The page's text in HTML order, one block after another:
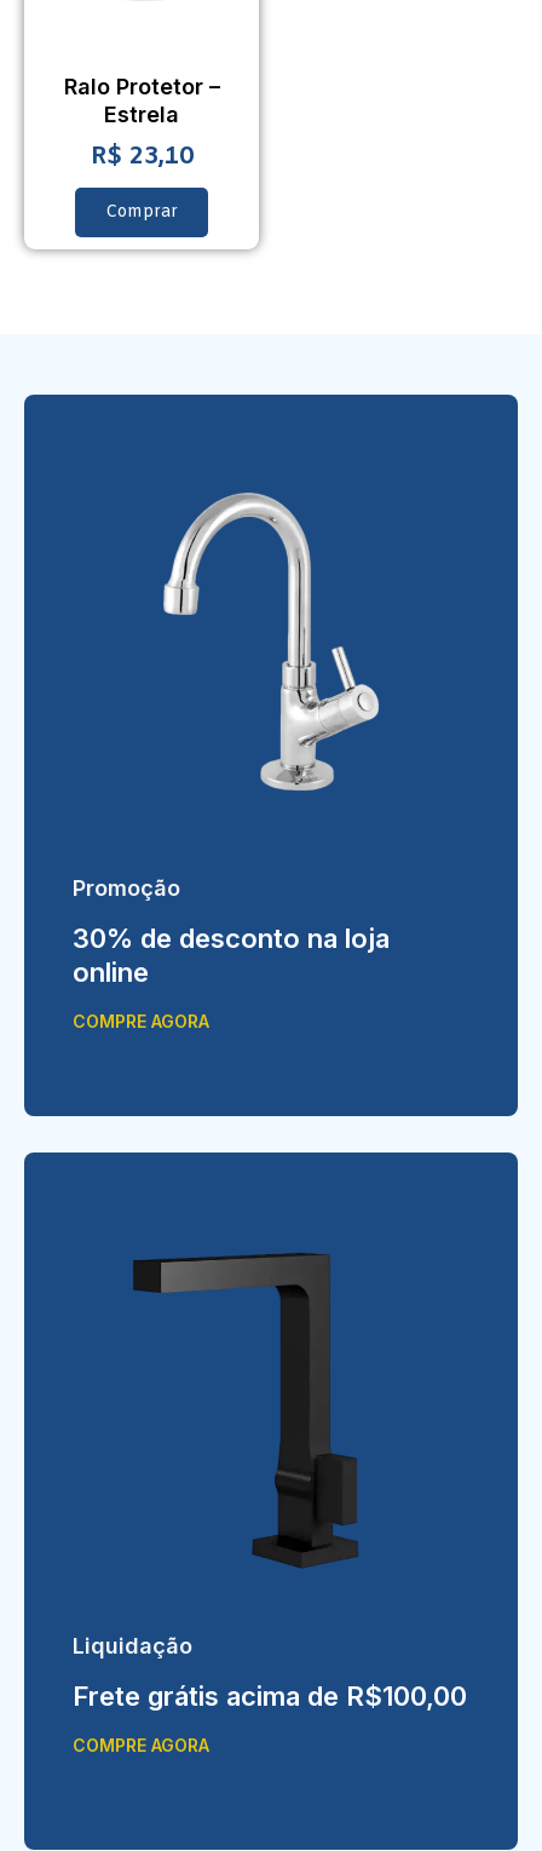
Ralo Protetor –
Estrela
R$ 23,10
Comprar
Promoção
30% de desconto na loja
online
COMPRE AGORA
Liquidação
Frete grátis acima de R$100,00
COMPRE AGORA